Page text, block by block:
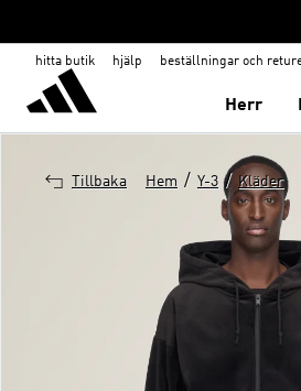
hitta butik hjälp beställningar och
Herr
Tillbaka Hem / Y-3 / Kläder